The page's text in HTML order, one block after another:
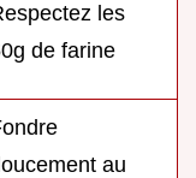
les
de farine
au